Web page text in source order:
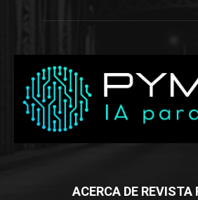
ACERCA DE REVISTA